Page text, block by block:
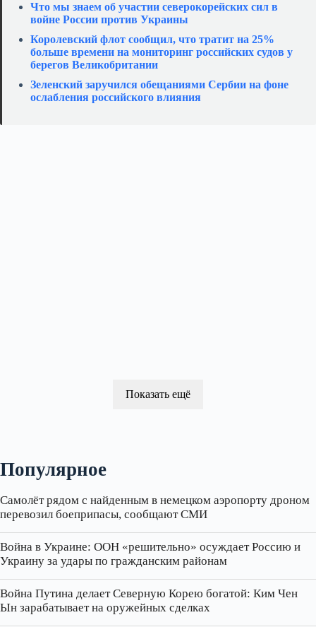
Что мы знаем об участии северокорейских сил в
войне России против Украины
Королевский флот сообщил, что тратит на 25%
больше времени на мониторинг российских судов у
берегов Великобритании
Зеленский заручился обещаниями Сербии на фоне
ослабления российского влияния
Показать ещё
Популярное
Самолёт рядом с найденным в немецком аэропорту дроном
перевозил боеприпасы, сообщают СМИ
Война в Украине: ООН «решительно» осуждает Россию и
Украину за удары по гражданским районам
Война Путина делает Северную Корею богатой: Ким Чен
Ын зарабатывает на оружейных сделках